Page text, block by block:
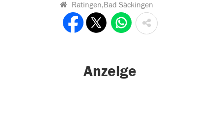
Ratingen,Bad Säckingen
Anzeige